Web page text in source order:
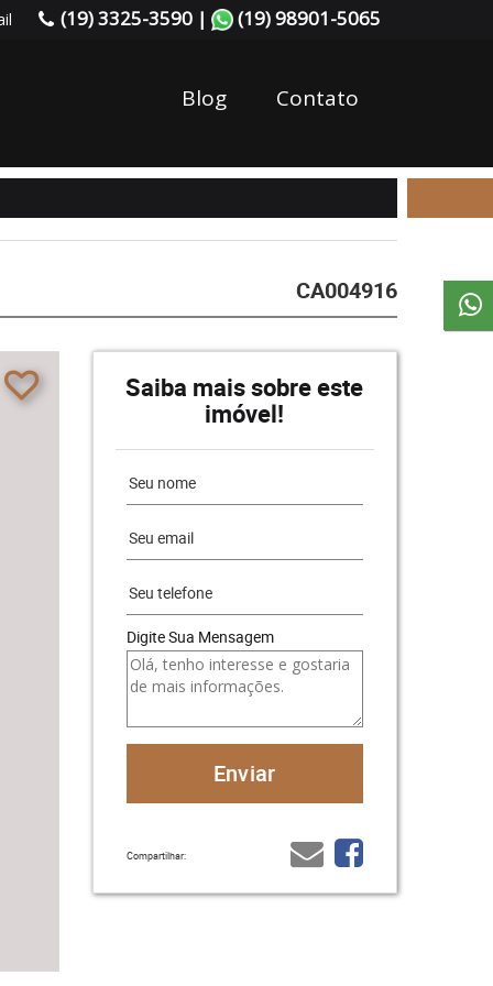
(19) 3325-3590 | (19) 98901-5065
Blog Contato
CA004916
Saiba mais sobre este
imóvel!
Digite Sua Mensagem
Compartilhar: